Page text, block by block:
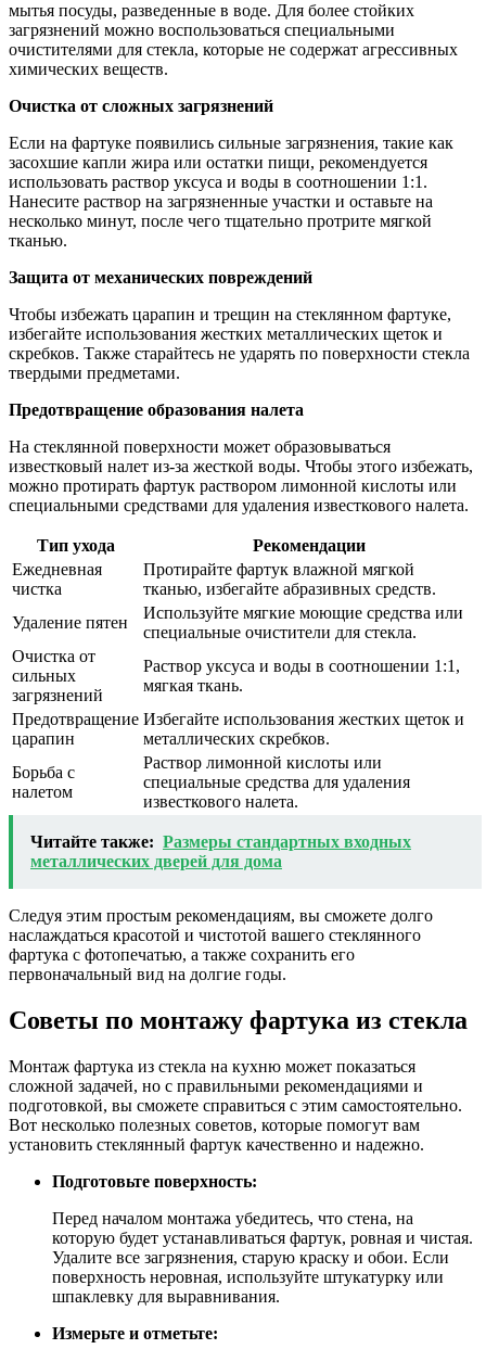
мытья посуды, разведенные в воде. Для более стойких
загрязнений можно воспользоваться специальными
очистителями для стекла, которые не содержат агрессивных
химических веществ.
Очистка от сложных загрязнений
Если на фартуке появились сильные загрязнения, такие как
засохшие капли жира или остатки пищи, рекомендуется
использовать раствор уксуса и воды в соотношении 1:1.
Нанесите раствор на загрязненные участки и оставьте на
несколько минут, после чего тщательно протрите мягкой
тканью.
Защита от механических повреждений
Чтобы избежать царапин и трещин на стеклянном фартуке,
избегайте использования жестких металлических щеток и
скребков. Также старайтесь не ударять по поверхности стекла
твердыми предметами.
Предотвращение образования налета
На стеклянной поверхности может образовываться
известковый налет из-за жесткой воды. Чтобы этого избежать,
можно протирать фартук раствором лимонной кислоты или
специальными средствами для удаления известкового налета.
Тип ухода
Рекомендации
Ежедневная
чистка
Протирайте фартук влажной мягкой
тканью, избегайте абразивных средств.
Удаление пятен
Используйте мягкие моющие средства или
специальные очистители для стекла.
Очистка от
сильных
загрязнений
Раствор уксуса и воды в соотношении 1:1,
мягкая ткань.
Предотвращение
царапин
Избегайте использования жестких щеток и
металлических скребков.
Борьба с
налетом
Раствор лимонной кислоты или
специальные средства для удаления
известкового налета.
Читайте также: Размеры стандартных входных
металлических дверей для дома
Следуя этим простым рекомендациям, вы сможете долго
наслаждаться красотой и чистотой вашего стеклянного
фартука с фотопечатью, а также сохранить его
первоначальный вид на долгие годы.
Советы по монтажу фартука из стекла
Монтаж фартука из стекла на кухню может показаться
сложной задачей, но с правильными рекомендациями и
подготовкой, вы сможете справиться с этим самостоятельно.
Вот несколько полезных советов, которые помогут вам
установить стеклянный фартук качественно и надежно.
Подготовьте поверхность:
Перед началом монтажа убедитесь, что стена, на
которую будет устанавливаться фартук, ровная и чистая.
Удалите все загрязнения, старую краску и обои. Если
поверхность неровная, используйте штукатурку или
шпаклевку для выравнивания.
Измерьте и отметьте: